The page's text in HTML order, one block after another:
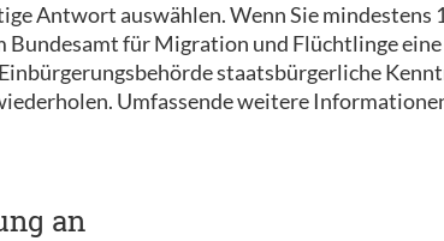
Antwort auswählen. Wenn Sie mindestens
Bundesamt für Migration und Flüchtlinge
staatsbürgerliche
Umfassende weitere
an